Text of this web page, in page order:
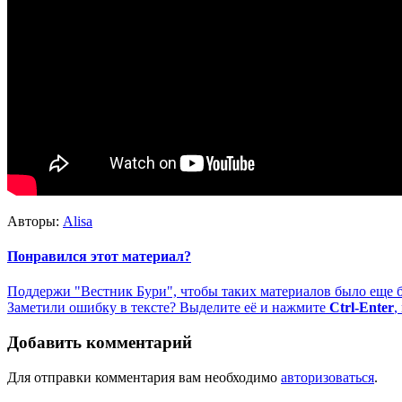
Авторы: Alisa
Понравился этот материал?
Поддержи "Вестник Бури", чтобы таких материалов было еще
Заметили ошибку в тексте? Выделите её и нажмите Ctrl-Enter,
Добавить комментарий
Для отправки комментария вам необходимо авторизоваться.